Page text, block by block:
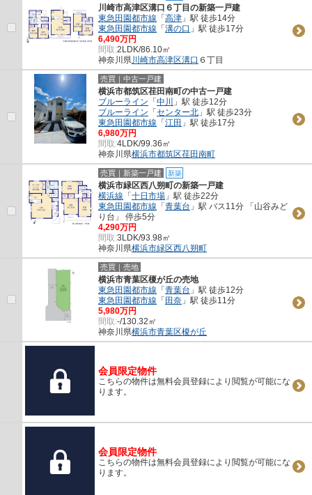
川崎市高津区溝口６丁目の新築一戸建
東急田園都市線 「高津 」駅 徒歩14分
東急田園都市線 「溝の口 」駅 徒歩17分
6,490万円
間取:2LDK/86.10㎡
神奈川県川崎市高津区溝口 ６丁目
売買｜中古一戸建
横浜市都筑区荏田南町の中古一戸建
ブルーライン 「中川
」駅 徒歩12分
ブルーライン 「センター北 」駅 徒歩23分
東急田園都市線 「江田 」駅 徒歩17分
6,980万円
間取:4LDK/99.36㎡
神奈川県横浜市都筑区荏田南町
売買｜新築一戸建 新築
横浜市緑区西八朔町の新築一戸建
横浜線 「十日市場 」駅 徒歩22分
東急田園都市線 「青葉台 」駅 バス11分 「山谷みど
り台」 停歩5分
4,290万円
間取:3LDK/93.98㎡
神奈川県横浜市緑区西八朔町
売買｜売地
横浜市青葉区榎が丘の売地
東急田園都市線 「青葉台 」駅 徒歩12分
東急田園都市線 「田奈 」駅 徒歩11分
5,980万円
間取:-/130.32㎡
神奈川県横浜市青葉区榎が丘
会員限定物件
こちらの物件は無料会員登録により閲覧が可能にな
ります。
会員限定物件
こちらの物件は無料会員登録により閲覧が可能にな
ります。